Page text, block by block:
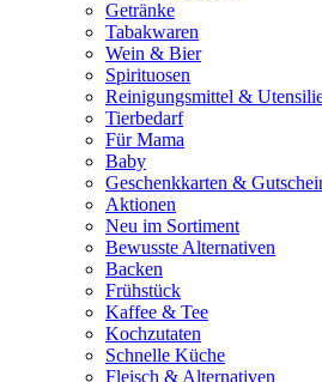
Getränke
Tabakwaren
Wein & Bier
Spirituosen
Reinigungsmittel &
Tierbedarf
Für Mama
Baby
Geschenkkarten &
Aktionen
Neu im Sortiment
Bewusste Alternativen
Backen
Frühstück
Kaffee & Tee
Kochzutaten
Schnelle Küche
Fleisch & Alternativen